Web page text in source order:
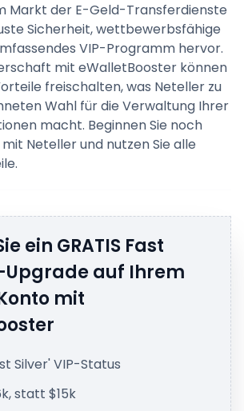
Markt der E-Geld-Transferdienste
Sicherheit, wettbewerbsfähige
VIP-Programm hervor.
mit eWalletBooster können
freischalten, was Neteller zu
Wahl für die Verwaltung Ihrer
macht. Beginnen Sie noch
Neteller und nutzen Sie alle
ein GRATIS Fast
Upgrade auf Ihrem
mit
Silver' VIP-Status
statt $15k